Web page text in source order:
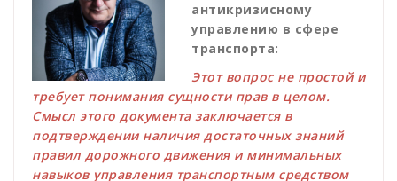
антикризисному
управлению в сфере
транспорта:
Этот вопрос не простой и
требует понимания сущности прав в целом.
Смысл этого документа заключается в
подтверждении наличия достаточных знаний
правил дорожного движения и минимальных
навыков управления транспортным средством